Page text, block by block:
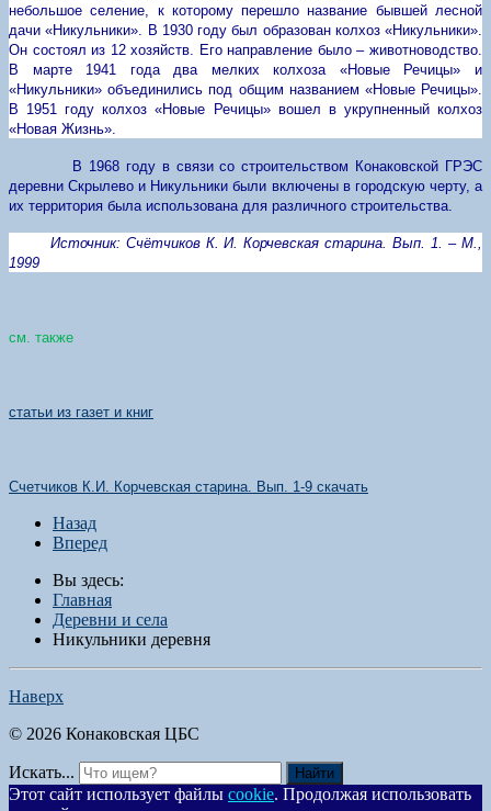
небольшое селение, к которому перешло название бывшей лесной
дачи «Никульники». В 1930 году был образован колхоз «Никульники».
Он состоял из 12 хозяйств. Его направление было – животноводство.
В марте 1941 года два мелких колхоза «Новые Речицы» и
«Никульники» объединились под общим названием «Новые Речицы».
В 1951 году колхоз «Новые Речицы» вошел в укрупненный колхоз
«Новая Жизнь».
В 1968 году в связи со строительством Конаковской ГРЭС
деревни Скрылево и Никульники были включены в городскую черту, а
их территория была использована для различного строительства.
Источник: Счётчиков К. И. Корчевская старина. Вып. 1. – М.,
1999
см. также
статьи из газет и книг
Счетчиков К.И. Корчевская старина. Вып. 1-9 скачать
Назад
Вперед
Вы здесь:
Главная
Деревни и села
Никульники деревня
Наверх
© 2026 Конаковская ЦБС
Искать... Найти
Этот сайт использует файлы cookie. Продолжая использовать